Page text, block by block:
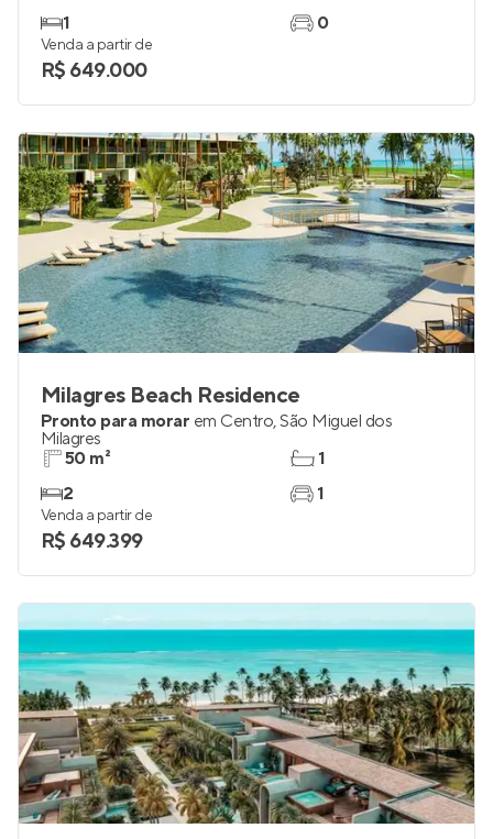
1
0
Venda a partir de
R$ 649.000
Milagres Beach Residence
Pronto para morar em Centro,São Miguel dos
Milagres
50 m²
2
1
1
Venda a partir de
R$ 649.399